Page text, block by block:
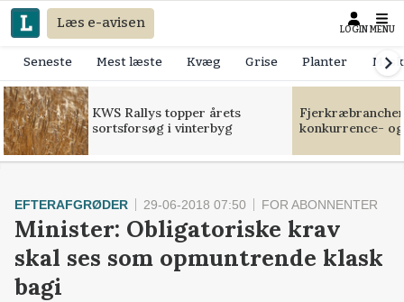
Læs e-avisen LOGIN MENU
Seneste Mest læste Kvæg Grise Planter
KWS Rallys topper årets
sortsforsøg i vinterbyg
konkurrence-
EFTERAFGRØDER 29-06-2018 07:50 FOR ABONNENTER
Minister: Obligatoriske krav
skal ses som opmuntrende klask
bagi